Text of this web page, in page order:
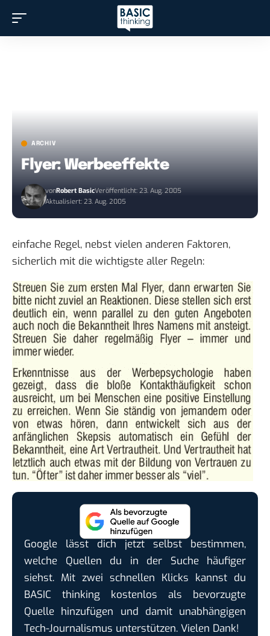
ARCHIV
Flyer: Werbeeffekte
vonRobert BasicVeröffentlicht: 23. Aug. 2005
Aktualisiert: 23. Aug. 2005
einfache Regel, nebst vielen anderen Faktoren,
sicherlich mit die wichtigste aller Regeln:
Google lässt dich jetzt selbst bestimmen,
welche Quellen du in der Suche häufiger
siehst. Mit zwei schnellen Klicks kannst du
BASIC thinking kostenlos als bevorzugte
Quelle hinzufügen und damit unabhängigen
Tech-Journalismus unterstützen. Vielen Dank!